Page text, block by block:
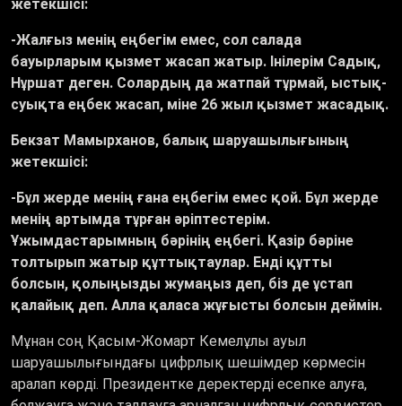
жетекшісі:
-Жалғыз менің еңбегім емес, сол салада
бауырларым қызмет жасап жатыр. Інілерім Садық,
Нұршат деген. Солардың да жатпай тұрмай, ыстық-
суықта еңбек жасап, міне 26 жыл қызмет жасадық.
Бекзат Мамырханов, балық шаруашылығының
жетекшісі:
-Бұл жерде менің ғана еңбегім емес қой. Бұл жерде
менің артымда тұрған әріптестерім.
Ұжымдастарымның бәрінің еңбегі. Қазір бәріне
толтырып жатыр құттықтаулар. Енді құтты
болсын, қолыңызды жумаңыз деп, біз де ұстап
қалайық деп. Алла қаласа жұғысты болсын деймін.
Мұнан соң Қасым-Жомарт Кемелұлы ауыл
шаруашылығындағы цифрлық шешімдер көрмесін
аралап көрді. Президентке деректерді есепке алуға,